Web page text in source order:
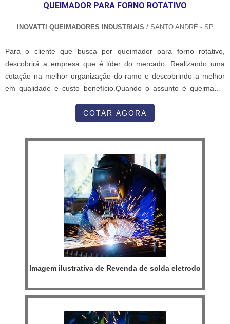
QUEIMADOR PARA FORNO ROTATIVO
INOVATTI QUEIMADORES INDUSTRIAIS / SANTO ANDRÉ - SP
Para o cliente que busca por queimador para forno rotativo,
descobrirá a empresa que é líder do mercado. Realizando uma
cotação na melhor organização do ramo e descobrindo a melhor
em qualidade e custo benefício.Quando o assunto é queimador
encontrar proteção com soluções para estufas, fornos e
FORNO ROTATIVOA Inovatti Queimad...
COTAR AGORA
Imagem ilustrativa de Revenda de solda eletrodo